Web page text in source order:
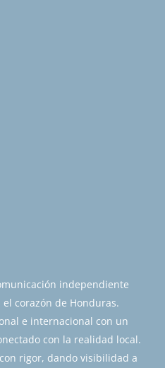
independiente
corazón de Honduras.
e internacional con un
con la realidad local.
rigor, dando visibilidad a